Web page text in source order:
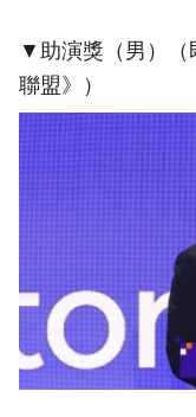
▼助演獎（男）（
聯盟》）